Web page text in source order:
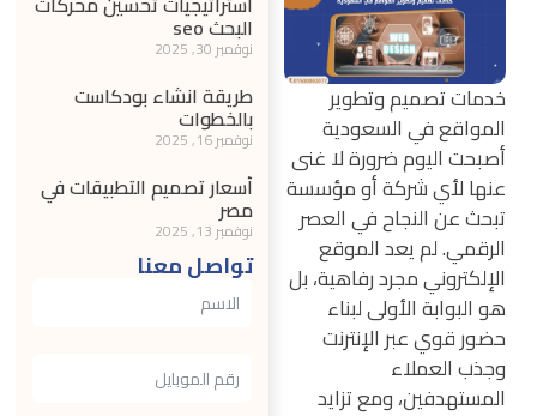
البحث seo
نوفمبر 30, 2025
طريقة انشاء بودكاست
بالخطوات
نوفمبر 16, 2025
أسعار تصميم التطبيقات في
مصر
نوفمبر 13, 2025
تواصل معنا
خدمات تصميم وتطوير
المواقع في السعودية
أصبحت اليوم ضرورة لا غنى
عنها لأي شركة أو مؤسسة
تبحث عن النجاح في العصر
الرقمي. لم يعد الموقع
الإلكتروني مجرد رفاهية، بل
هو البوابة الأولى لبناء
حضور قوي عبر الإنترنت
وجذب العملاء
المستهدفين، ومع تزايد